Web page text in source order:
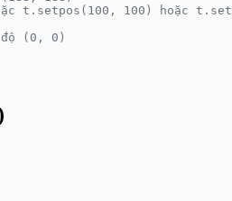
t.setpos(100, 100) hoặc
(0, 0)